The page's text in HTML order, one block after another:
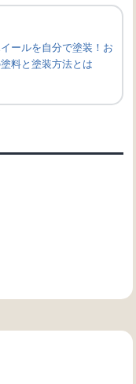
ールを自分で塗装！お
料と塗装方法とは